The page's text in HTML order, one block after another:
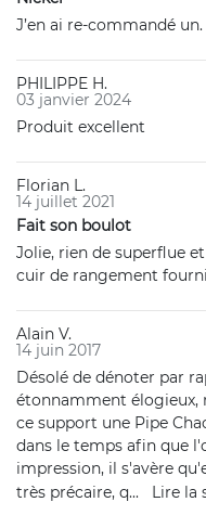
J’en ai re-commandé un.
PHILIPPE H.
03 janvier 2024
Produit excellent
Florian L.
14 juillet 2021
Fait son boulot
Jolie, rien de superflue
cuir de rangement
Alain V.
14 juin 2017
Désolé de dénoter par
étonnamment élogieux,
ce support une Pipe
dans le temps afin que
impression, il s'avère
très précaire, q... Lire la